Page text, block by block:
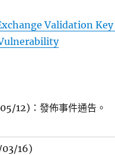
Validation Key
12)：發佈事件通告。
16)